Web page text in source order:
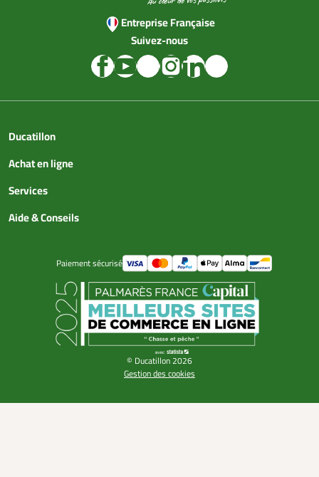
Entreprise Française
Suivez-nous
Ducatillon
Achat en ligne
Services
Aide & Conseils
Paiement sécurisé
© Ducatillon 2026
Gestion des cookies